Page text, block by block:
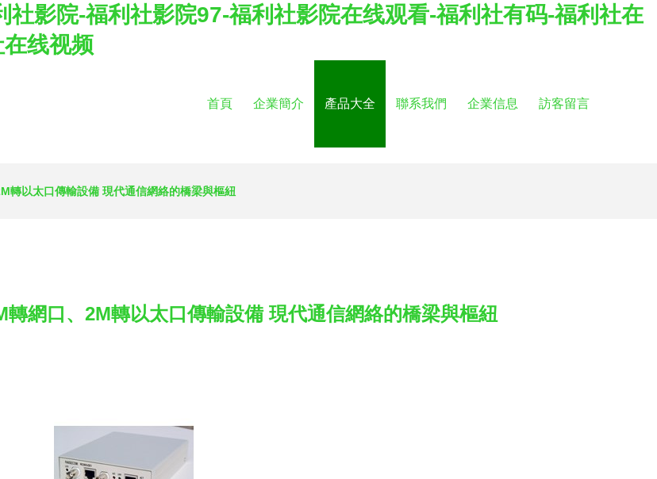
影院-福利社影院97-福利社影院在线观看-福利社有码-福利社在
线视频
首頁 企業簡介 產品大全 聯系我們 企業信息 訪客留言
轉以太口傳輸設備 現代通信網絡的橋梁與樞紐
網口、2M轉以太口傳輸設備 現代通信網絡的橋梁與樞紐